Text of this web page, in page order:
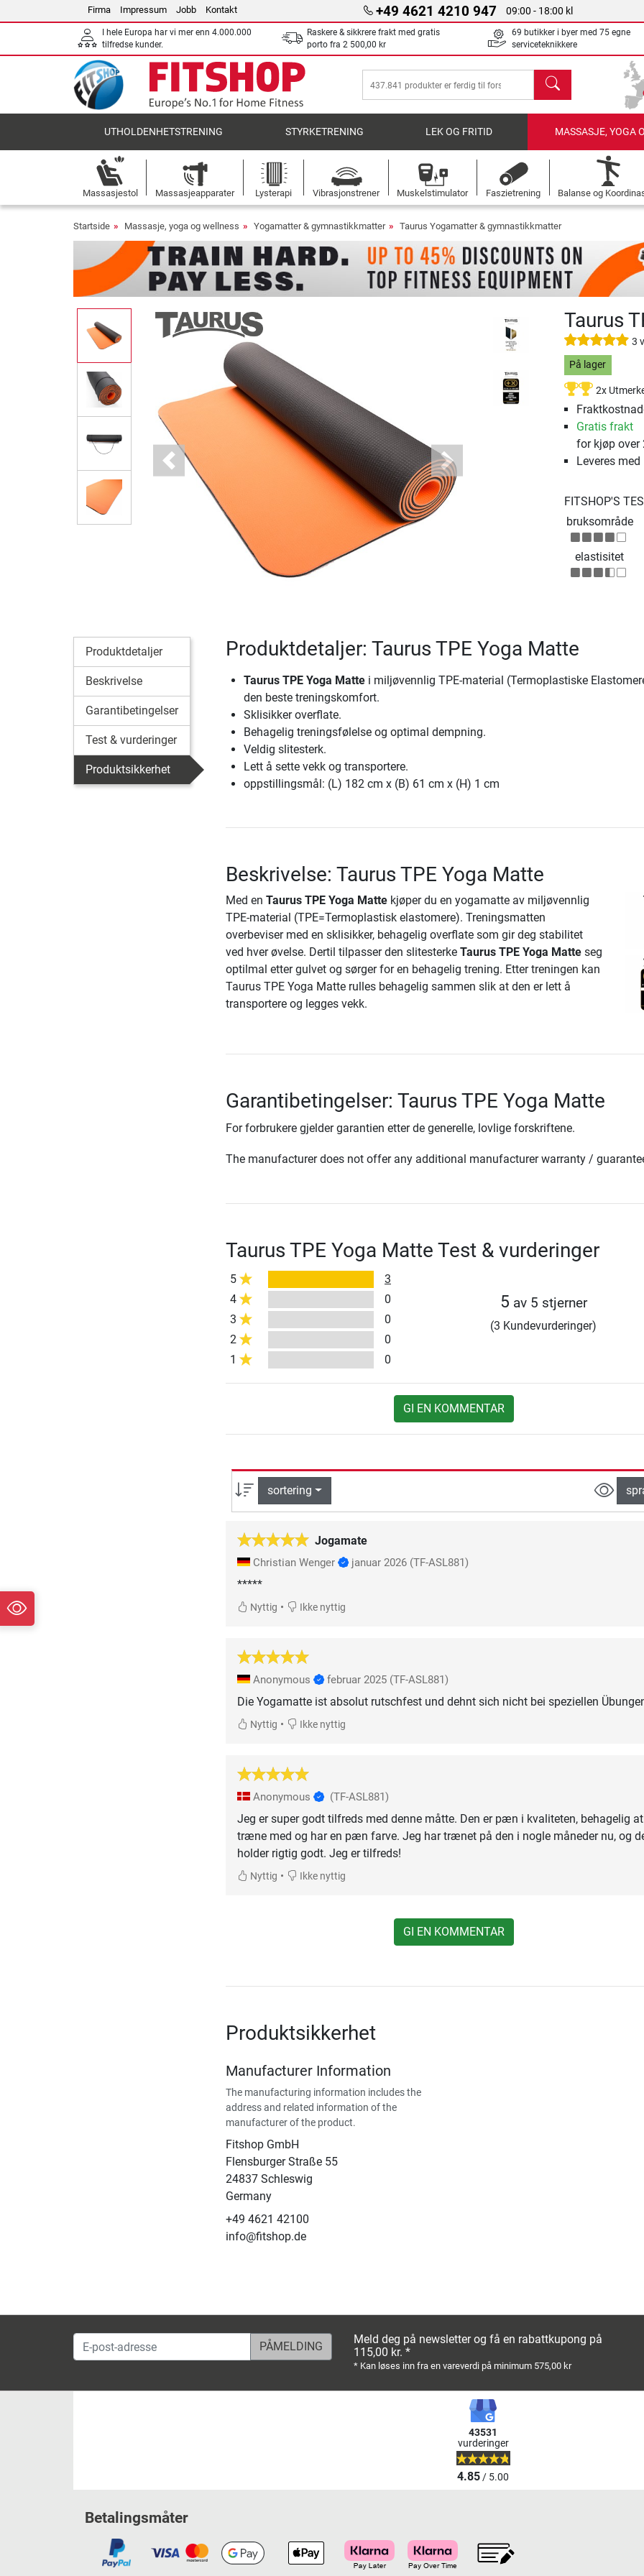
Firma Impressum Jobb Kontakt +49 4621 4210 947 09:00 - 18:00 kl
I hele Europa har vi mer enn 4.000.000
tilfredse kunder.
Raskere & sikkrere frakt med gratis
porto fra 2 500,00 kr
69 butikker i byer med 75 egne
serviceteknikkere
søk
UTHOLDENHETSTRENING STYRKETRENING LEK OG FRITID MASSASJE, YOGA
Massasjestol Massasjeapparater Lysterapi Vibrasjonstrener Muskelstimulator Faszietrening Balanse og
Startside Massasje, yoga og wellness Yogamatter & gymnastikkmatter Taurus Yogamatter & gymnastikkmatter
Previous Next
Taurus
3
På lager
2x
Gratis frakt
for kjøp over
Leveres med
FITSHOP'S
bruksområde
elastisitet
Produktdetaljer
Beskrivelse
Garantibetingelser
Test & vurderinger
Produktsikkerhet
Produktdetaljer: Taurus TPE Yoga Matte
Taurus TPE Yoga Mattei miljøvennlig TPE-material (Termoplastiske
den beste treningskomfort.
Sklisikker overflate.
Behagelig treningsfølelse og optimal dempning.
Veldig slitesterk.
Lett å sette vekk og transportere.
oppstillingsmål: (L) 182 cm x (B) 61 cm x (H) 1 cm
Beskrivelse: Taurus TPE Yoga Matte
Med en Taurus TPE Yoga Mattekjøper du en yogamatte av miljøvennlig
TPE-material (TPE=Termoplastisk elastomere). Treningsmatten
overbeviser med en sklisikker, behagelig overflate som gir deg stabilitet
ved hver øvelse. Dertil tilpasser den slitesterke Taurus TPE Yoga Matteseg
optilmal etter gulvet og sørger for en behagelig trening. Etter treningen kan
Taurus TPE Yoga Matte rulles behagelig sammen slik at den er lett å
transportere og legges vekk.
Garantibetingelser: Taurus TPE Yoga Matte
For forbrukere gjelder garantien etter de generelle, lovlige forskriftene.
The manufacturer does not offer any additional manufacturer warranty /
Taurus TPE Yoga Matte Test & vurderinger
5
3
4
0
3
0
2
0
1
0
5 av 5 stjerner
(3 Kundevurderinger)
GI EN KOMMENTAR
sortering
Jogamate
Christian Wenger januar 2026 (TF-ASL881)
*****
Nyttig • Ikke nyttig
Anonymous februar 2025 (TF-ASL881)
Die Yogamatte ist absolut rutschfest und dehnt sich nicht bei speziellen
Nyttig • Ikke nyttig
Anonymous (TF-ASL881)
Jeg er super godt tilfreds med denne måtte. Den er pæn i kvaliteten, behagelig at
træne med og har en pæn farve. Jeg har trænet på den i nogle måneder nu, og
holder rigtig godt. Jeg er tilfreds!
Nyttig • Ikke nyttig
GI EN KOMMENTAR
Produktsikkerhet
Manufacturer Information
The manufacturing information includes the
address and related information of the
manufacturer of the product.
Fitshop GmbH
Flensburger Straße 55
24837 Schleswig
Germany
+49 4621 42100
info@fitshop.de
E-post-adresse
Meld deg på newsletter og få en rabattkupong på
115,00 kr. *
* Kan løses inn fra en vareverdi på minimum 575,00 kr
43531
vurderinger
4.85/ 5.00
Betalingsmåter